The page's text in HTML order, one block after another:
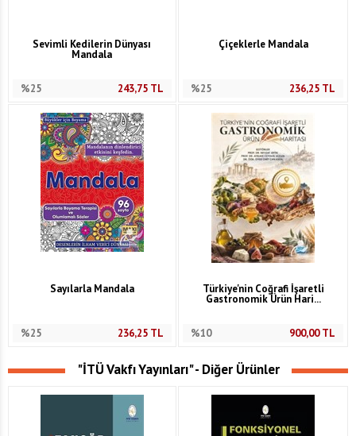
Sevimli Kedilerin Dünyası
Mandala
%25 243,75TL
Çiçeklerle Mandala
%25 236,25 TL
Sayılarla Mandala
%25 236,25TL
Türkiye'nin Coğrafi İşaretli
Gastronomik Ürün Hari...
%10 900,00TL
"İTÜ Vakfı Yayınları" - Diğer Ürünler